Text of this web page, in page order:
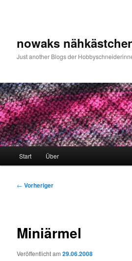
nowaks
Just another Blogs der
Start Über
Beitragsnavigation
← Vorheriger
Miniärmel
Veröffentlicht am29.06.2008